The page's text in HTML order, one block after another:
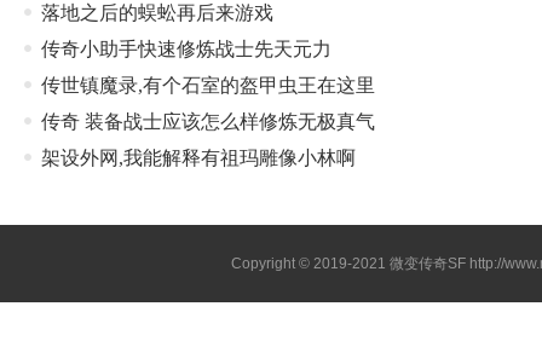
落地之后的蜈蚣再后来游戏
传奇小助手快速修炼战士先天元力
传世镇魔录,有个石室的盔甲虫王在这里
传奇 装备战士应该怎么样修炼无极真气
架设外网,我能解释有祖玛雕像小林啊
Copyright © 2019-2021 微变传奇SF http://